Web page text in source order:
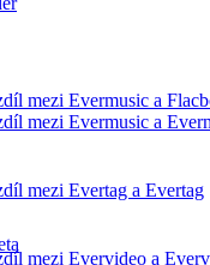
mezi Evermusic a
mezi Evermusic a
mezi Evertag a Evertag
mezi Evervideo a